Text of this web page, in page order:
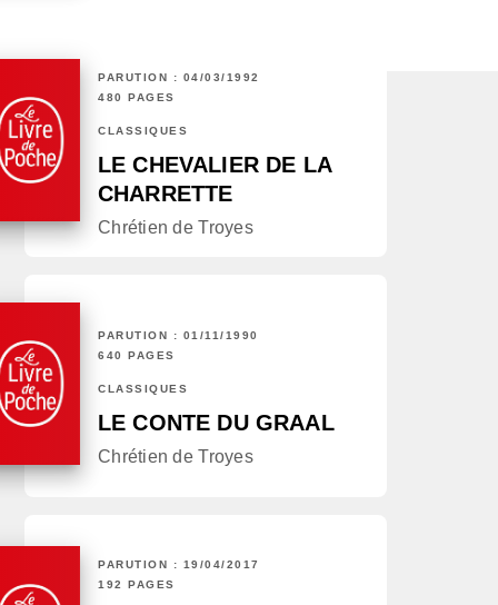
PARUTION : 04/03/1992
480 PAGES
CLASSIQUES
LE CHEVALIER DE LA
CHARRETTE
Chrétien de Troyes
PARUTION : 01/11/1990
640 PAGES
CLASSIQUES
LE CONTE DU GRAAL
Chrétien de Troyes
PARUTION : 19/04/2017
192 PAGES